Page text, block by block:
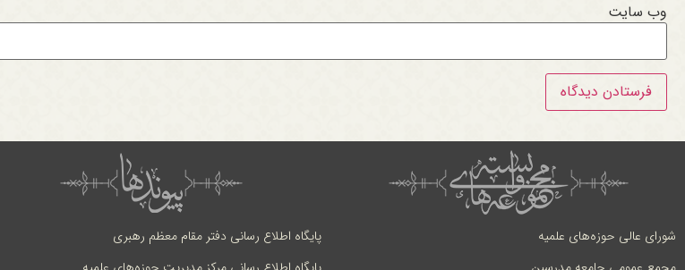
وب‌ سایت
شورای عالی حوزه‌های علمیه
پایگاه اطلاع رسانی دفتر مقام معظم رهبری